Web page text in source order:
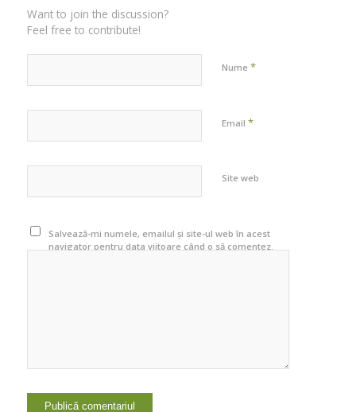
Want to join the discussion?
Feel free to contribute!
Nume *
Email *
Site web
Salvează-mi numele, emailul și site-ul web în acest
navigator pentru data viitoare când o să comentez.